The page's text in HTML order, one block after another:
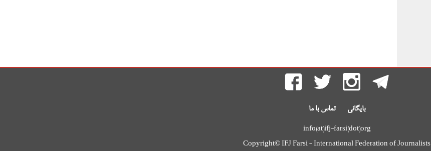
بایگانی تماس با ما
info(at)ifj-farsi(dot)org
Copyright© IFJ Farsi - International Federation of Journalists